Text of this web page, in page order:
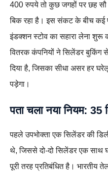
400 रुपये तो कुछ जगहों पर छह सौ
बिक रहा है। इस संकट के बीच कई
इंडक्शन स्टोव का सहारा लेना शुरू
वितरक कंपनियों ने सिलेंडर बुकिंग
दिया है, जिसका सीधा असर हर घरेलू
पड़ेगा।
पता चला नया नियम: 35
पहले उपभोक्ता एक सिलेंडर की
थे, जिससे दो-दो सिलेंडर एक साथ
पूरी तरह प्रतिबंधित है। भारतीय